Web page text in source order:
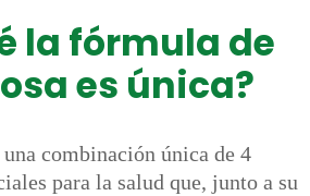
la fórmula de
es única?
combinación única de 4
para la salud que, junto a su